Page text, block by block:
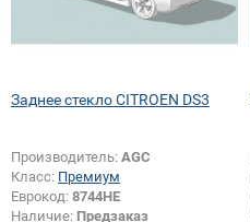
Заднее стекло CITROEN DS3
Производитель: AGC
Класс: Премиум
Еврокод: 8744HE
Наличие: Предзаказ